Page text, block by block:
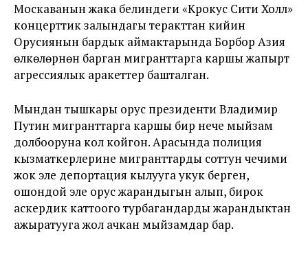
Москаванын жака белиндеги «Крокус Сити Холл»
концерттик залындагы теракттан кийин
Орусиянын бардык аймактарында Борбор Азия
өлкөлөрүнөн барган мигранттарга каршы жапырт
агрессиялык аракеттер башталган.
Мындан тышкары орус президенти Владимир
Путин мигранттарга каршы бир нече мыйзам
долбооруна кол койгон. Арасында полиция
кызматкерлерине мигранттарды соттун чечими
жок эле депортация кылууга укук берген,
ошондой эле орус жарандыгын алып, бирок
аскердик каттоого турбагандарды жарандыктан
ажыратууга жол ачкан мыйзамдар бар.